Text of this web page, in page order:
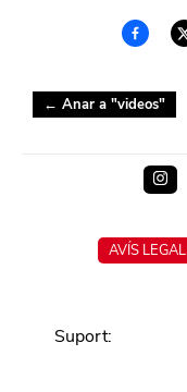
← Anar a "videos"
AVÍS LEGAL
Suport: